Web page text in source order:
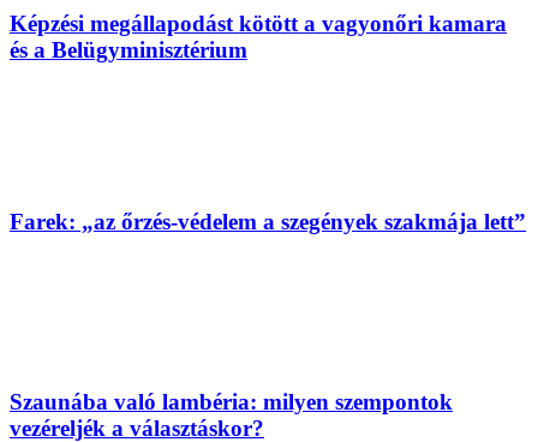
Képzési megállapodást kötött a vagyonőri kamara
és a Belügyminisztérium
Farek: „az őrzés-védelem a szegények szakmája lett”
Szaunába való lambéria: milyen szempontok
vezéreljék a választáskor?